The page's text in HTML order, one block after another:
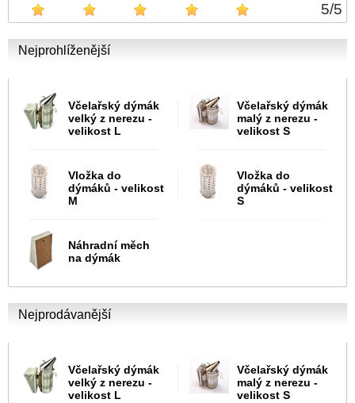
5/5
Nejprohlíženější
Včelařský dýmák
velký z nerezu -
velikost L
Včelařský dýmák
malý z nerezu -
velikost S
Vložka do
dýmáků - velikost
M
Vložka do
dýmáků - velikost
S
Náhradní měch
na dýmák
Nejprodávanější
Včelařský dýmák
velký z nerezu -
velikost L
Včelařský dýmák
malý z nerezu -
velikost S